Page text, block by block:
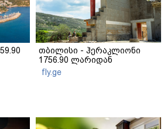
თბილისი - ჰერაკლიონი
1756.90 ლარიდან
fly.ge